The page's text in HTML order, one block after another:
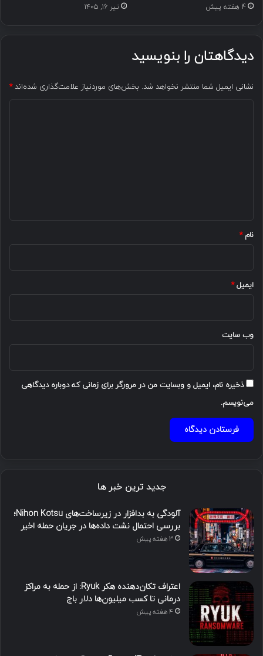
4 هفته پیش تیر ۱۶, ۱۴۰۵
دیدگاهتان را بنویسید
نشانی ایمیل شما منتشر نخواهد شد. بخش‌های موردنیاز علامت‌گذاری شده‌اند*
نام*
ایمیل*
وب‌ سایت
ذخیره نام، ایمیل و وبسایت من در مرورگر برای زمانی که دوباره دیدگاهی
می‌نویسم.
جدید ترین خبر ها
آلودگی به بدافزار در زیرساخت‌های Nihon Kotsu؛
بررسی احتمال نشت داده‌ها در جریان حمله اخیر
3 هفته پیش
اعتراف تکان‌دهنده هکر Ryuk: از حمله به مراکز
درمانی تا کسب میلیون‌ها دلار باج
4 هفته پیش